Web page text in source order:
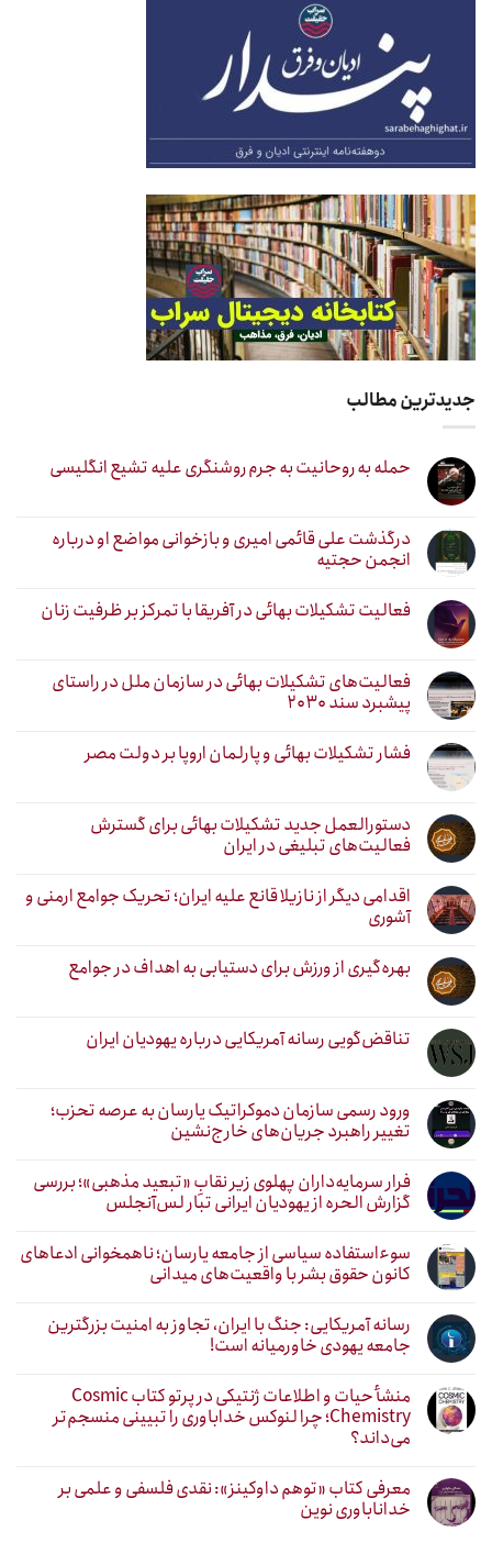
جدیدترین مطالب
حمله به روحانیت به جرم روشنگری علیه تشیع انگلیسی
درگذشت علی قائمی امیری و بازخوانی مواضع او درباره
انجمن حجتیه
فعالیت تشکیلات بهائی در آفریقا با تمرکز بر ظرفیت زنان
فعالیت‌های تشکیلات بهائی در سازمان ملل در راستای
پیشبرد سند ۲۰۳۰
فشار تشکیلات بهائی و پارلمان اروپا بر دولت مصر
دستورالعمل جدید تشکیلات بهائی برای گسترش
فعالیت‌های تبلیغی در ایران
اقدامی دیگر از نازیلا قانع علیه ایران؛ تحریک جوامع ارمنی و
آشوری
بهره‌گیری از ورزش برای دستیابی به اهداف در جوامع
تناقض‌گویی رسانه آمریکایی درباره یهودیان ایران
ورود رسمی سازمان دموکراتیک یارسان به عرصه تحزب؛
تغییر راهبرد جریان‌های خارج‌نشین
فرار سرمایه‌داران پهلوی زیر نقابِ «تبعید مذهبی»؛ بررسی
گزارش الحره از یهودیان ایرانی تبار لس‌آنجلس
سوءاستفاده سیاسی از جامعه یارسان؛ ناهمخوانی ادعاهای
کانون حقوق بشر با واقعیت‌های میدانی
رسانه آمریکایی: جنگ با ایران، تجاوز به امنیت بزرگترین
جامعه یهودی خاورمیانه است!
منشأ حیات و اطلاعات ژنتیکی در پرتو کتاب Cosmic
Chemistry؛ چرا لنوکس خداباوری را تبیینی منسجم‌تر
می‌داند؟
معرفی کتاب «توهم داوکینز»: نقدی فلسفی و علمی بر
خداناباوری نوین